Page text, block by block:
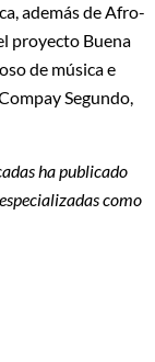
además de Afro-
proyecto Buena
de música e
Segundo,
ha publicado
como